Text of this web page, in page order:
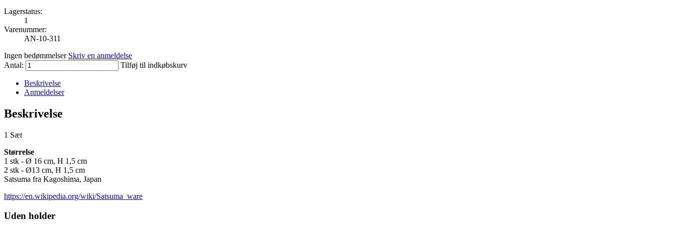
Lagerstatus:
1
Varenummer:
AN-10-311
Ingen bedømmelser Skriv en anmeldelse
Antal:
Tilføj til indkøbskurv
Beskrivelse
Anmeldelser
Beskrivelse
1 Sæt
Størrelse
1 stk - Ø 16 cm, H 1,5 cm
2 stk - Ø13 cm, H 1,5 cm
Satsuma fra Kagoshima, Japan
https://en.wikipedia.org/wiki/Satsuma_ware
Uden holder